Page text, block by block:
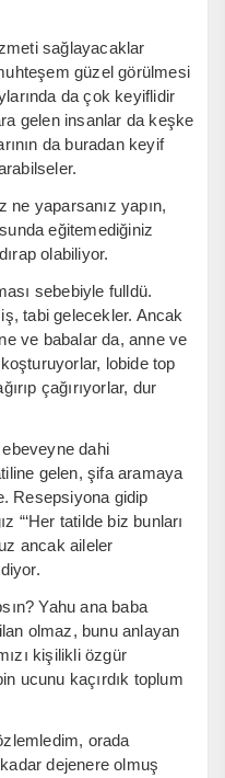
sağlayacaklar
güzel görülmesi
da çok keyiflidir
gelen insanlar da keşke
da buradan keyif
ne yaparsanız yapın,
eğitemediğiniz
olabiliyor.
sebebiyle fulldü.
tabi gelecekler. Ancak
ve babalar da, anne ve
lobide top
çağırıyorlar, dur
dahi
gelen, şifa aramaya
Resepsiyona gidip
“‘Her tatilde biz bunları
ancak aileler
Yahu ana baba
olmaz, bunu anlayan
kişilikli özgür
ucunu kaçırdık toplum
orada
dejenere olmuş